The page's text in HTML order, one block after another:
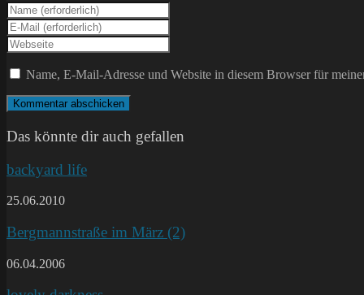
Gib
deinen
Namen
oder
Benutzernamen
zum
Kommentieren
ein
Gib
deine
E-
Mail-
Adresse
zum
Kommentieren
Gib
deine
Website-
ein
(optional)
Name, E-Mail-Adresse und Website in diesem Browser für
Das könnte dir auch gefallen
backyard life
25.06.2010
Bergmannstraße im März (2)
06.04.2006